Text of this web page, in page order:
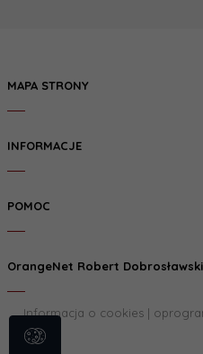
MAPA STRONY
INFORMACJE
POMOC
OrangeNet Robert Dobrosławski
Informacja o cookies|